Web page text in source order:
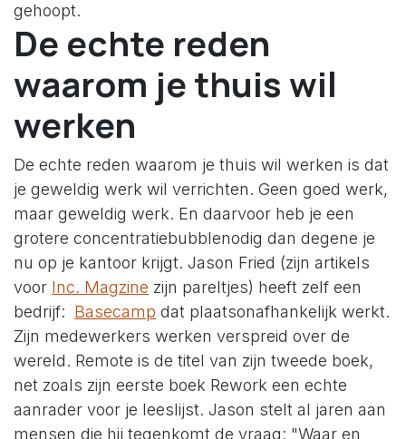
gehoopt.
De echte reden
waarom je thuis wil
werken
De echte reden waarom je thuis wil werken is dat
je geweldig werk wil verrichten. Geen goed werk,
maar geweldig werk. En daarvoor heb je een
grotere concentratiebubblenodig dan degene je
nu op je kantoor krijgt. Jason Fried (zijn artikels
voor Inc. Magzine zijn pareltjes) heeft zelf een
bedrijf: Basecamp dat plaatsonafhankelijk werkt.
Zijn medewerkers werken verspreid over de
wereld. Remote is de titel van zijn tweede boek,
net zoals zijn eerste boek Rework een echte
aanrader voor je leeslijst. Jason stelt al jaren aan
mensen die hij tegenkomt de vraag: "Waar en